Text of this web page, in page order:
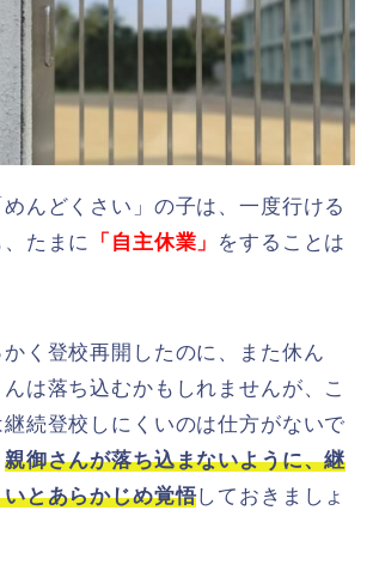
んどくさい」の子は、一度行ける
たまに
「自主休業」 をすることは
く登校再開したのに、また休ん
は落ち込むかもしれませんが、こ
続登校しにくいのは仕方がないで
親御さんが落ち込まないように、継
とあらかじめ覚悟しておきましょ